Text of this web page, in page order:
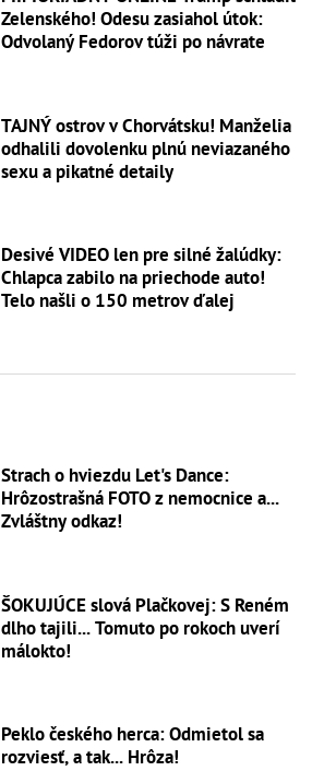
Zelenského! Odesu zasiahol útok:
Odvolaný Fedorov túži po návrate
TAJNÝ ostrov v Chorvátsku! Manželia
odhalili dovolenku plnú neviazaného
sexu a pikatné detaily
Desivé VIDEO len pre silné žalúdky:
Chlapca zabilo na priechode auto!
Telo našli o 150 metrov ďalej
Strach o hviezdu Let's Dance:
Hrôzostrašná FOTO z nemocnice a...
Zvláštny odkaz!
ŠOKUJÚCE slová Plačkovej: S Reném
dlho tajili... Tomuto po rokoch uverí
málokto!
Peklo českého herca: Odmietol sa
rozviesť, a tak... Hrôza!